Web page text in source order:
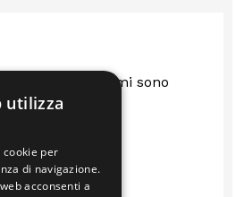
servo da loro e mi sono
consigliato
S.R.L.
utilizza
cookie per
di navigazione.
acconsenti a